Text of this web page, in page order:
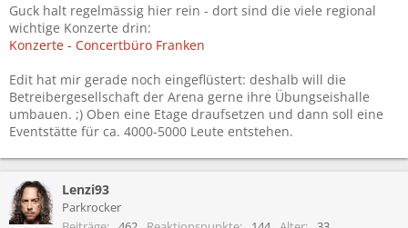
Guck halt regelmässig hier rein - dort sind die viele regional
wichtige Konzerte drin:
Konzerte - Concertbüro Franken
Edit hat mir gerade noch eingeflüstert: deshalb will die
Betreibergesellschaft der Arena gerne ihre Übungseishalle
umbauen. ;) Oben eine Etage draufsetzen und dann soll eine
Eventstätte für ca. 4000-5000 Leute entstehen.
Lenzi93
Parkrocker